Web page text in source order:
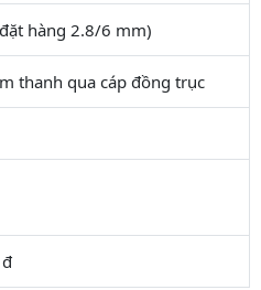
hàng 2.8/6 mm)
thanh qua cáp đồng trục